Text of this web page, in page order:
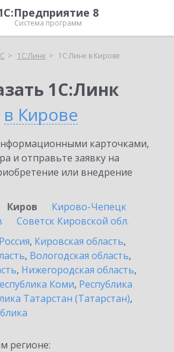
8
Система программ
1С:Линк 1С:Линк в Кирове
1С:Линк
в Кирове
карточками,
и отправьте заявку на
или внедрение
Киров
Кирово-Чепецк
Советск Кировской обл.
Россия, Кировская область,
, Вологодская область,
, Нижегородская область,
Коми, Республика
Татарстан (Татарстан),
регионе: